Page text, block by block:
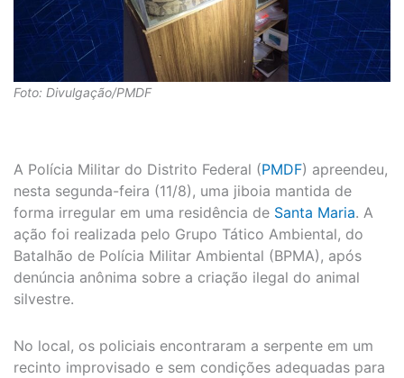
Foto: Divulgação/PMDF
A Polícia Militar do Distrito Federal (PMDF) apreendeu,
nesta segunda-feira (11/8), uma jiboia mantida de
forma irregular em uma residência de Santa Maria. A
ação foi realizada pelo Grupo Tático Ambiental, do
Batalhão de Polícia Militar Ambiental (BPMA), após
denúncia anônima sobre a criação ilegal do animal
silvestre.
No local, os policiais encontraram a serpente em um
recinto improvisado e sem condições adequadas para